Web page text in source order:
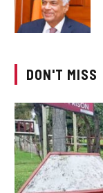
DON'T MISS